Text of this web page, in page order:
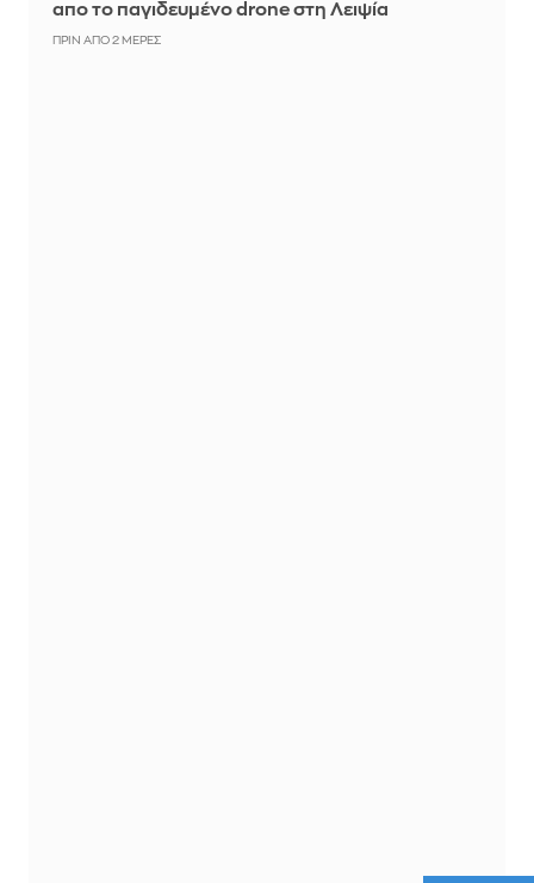
απο το παγιδευμένο drone στη Λειψία
ΠΡΙΝ ΑΠΌ 2 ΜΈΡΕΣ